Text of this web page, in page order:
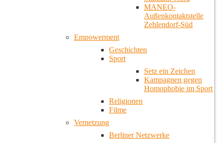
MANEO-
Außenkontaktstelle
Zehlendorf-Süd
Empowerment
Geschichten
Sport
Setz ein Zeichen
Kampagnen gegen
Homophobie im Sport
Religionen
Filme
Vernetzung
Berliner Netzwerke